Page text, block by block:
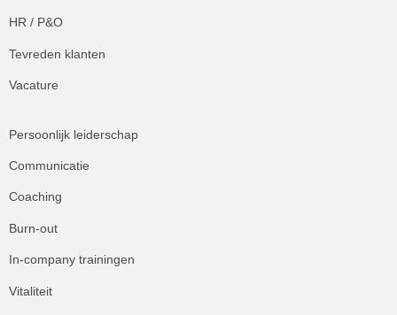
HR / P&O
Tevreden klanten
Vacature
Persoonlijk leiderschap
Communicatie
Coaching
Burn-out
In-company trainingen
Vitaliteit